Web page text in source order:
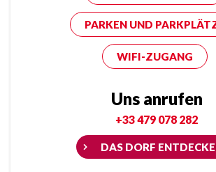
PARKEN UND
WIFI-ZUGANG
Uns anrufen
+33 479 078 282
DAS DORF